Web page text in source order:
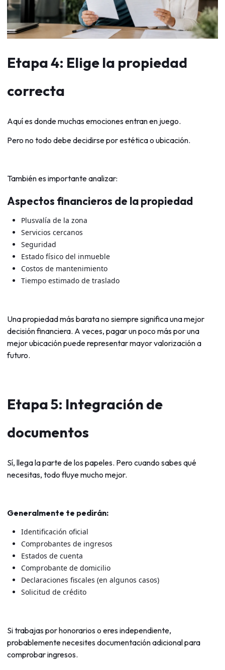
Etapa 4: Elige la propiedad
correcta
Aquí es donde muchas emociones entran en juego.
Pero no todo debe decidirse por estética o ubicación.
También es importante analizar:
Aspectos financieros de la propiedad
Plusvalía de la zona
Servicios cercanos
Seguridad
Estado físico del inmueble
Costos de mantenimiento
Tiempo estimado de traslado
Una propiedad más barata no siempre significa una mejor
decisión financiera. A veces, pagar un poco más por una
mejor ubicación puede representar mayor valorización a
futuro.
Etapa 5: Integración de
documentos
Sí, llega la parte de los papeles. Pero cuando sabes qué
necesitas, todo fluye mucho mejor.
Generalmente te pedirán:
Identificación oficial
Comprobantes de ingresos
Estados de cuenta
Comprobante de domicilio
Declaraciones fiscales (en algunos casos)
Solicitud de crédito
Si trabajas por honorarios o eres independiente,
probablemente necesites documentación adicional para
comprobar ingresos.